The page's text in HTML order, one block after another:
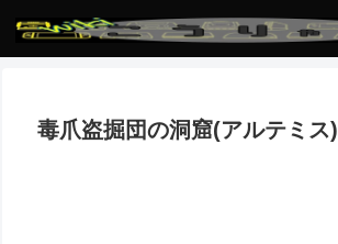
毒爪盗掘団の洞窟(アルテミス)